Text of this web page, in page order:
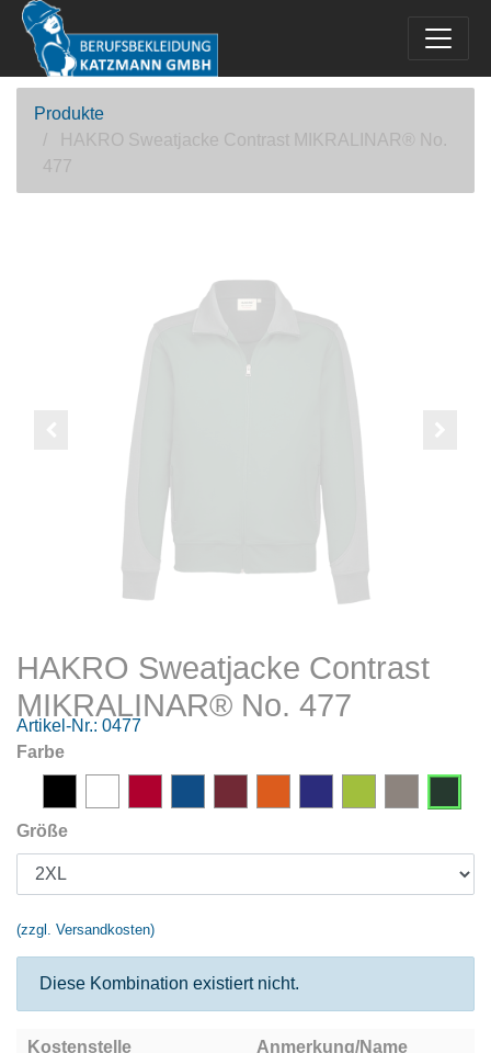
Produkte
HAKRO Sweatjacke Contrast MIKRALINAR® No.
477
HAKRO Sweatjacke Contrast
MIKRALINAR® No. 477
Artikel-Nr.: 0477
Farbe
Größe
(zzgl. Versandkosten)
Diese Kombination existiert nicht.
Kostenstelle Anmerkung/Name